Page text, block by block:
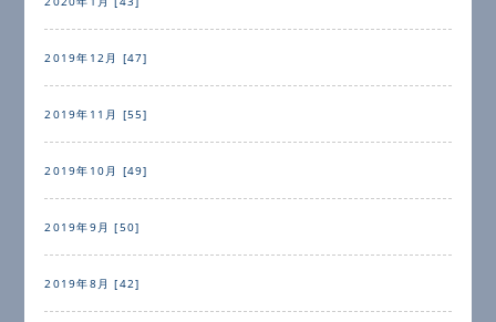
2019年12月 [47]
2019年11月 [55]
2019年10月 [49]
2019年9月 [50]
2019年8月 [42]